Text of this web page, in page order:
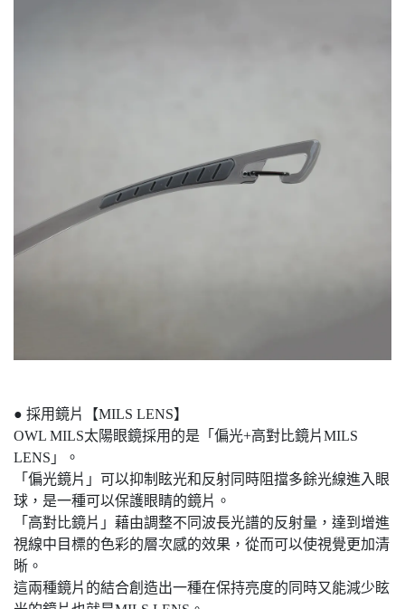
● 採用鏡片【MILS LENS】
OWL MILS太陽眼鏡採用的是「偏光+高對比鏡片MILS
LENS」。
「偏光鏡片」可以抑制眩光和反射同時阻擋多餘光線進入眼
球，是一種可以保護眼睛的鏡片。
「高對比鏡片」藉由調整不同波長光譜的反射量，達到增進
視線中目標的色彩的層次感的效果，從而可以使視覺更加清
晰。
這兩種鏡片的結合創造出一種在保持亮度的同時又能減少眩